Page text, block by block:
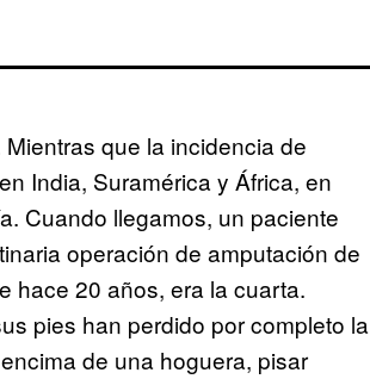
que la incidencia de
India, Suramérica y África, en
Cuando llegamos, un paciente
operación de amputación de
hace 20 años, era la cuarta.
pies han perdido por completo la
de una hoguera, pisar